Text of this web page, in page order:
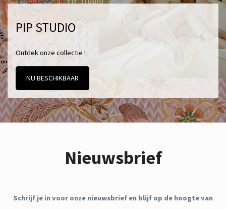
PIP STUDIO
Ontdek onze collectie !
NU BESCHIKBAAR
Nieuwsbrief
Schrijf je in voor onze nieuwsbrief en blijf op de hoogte van